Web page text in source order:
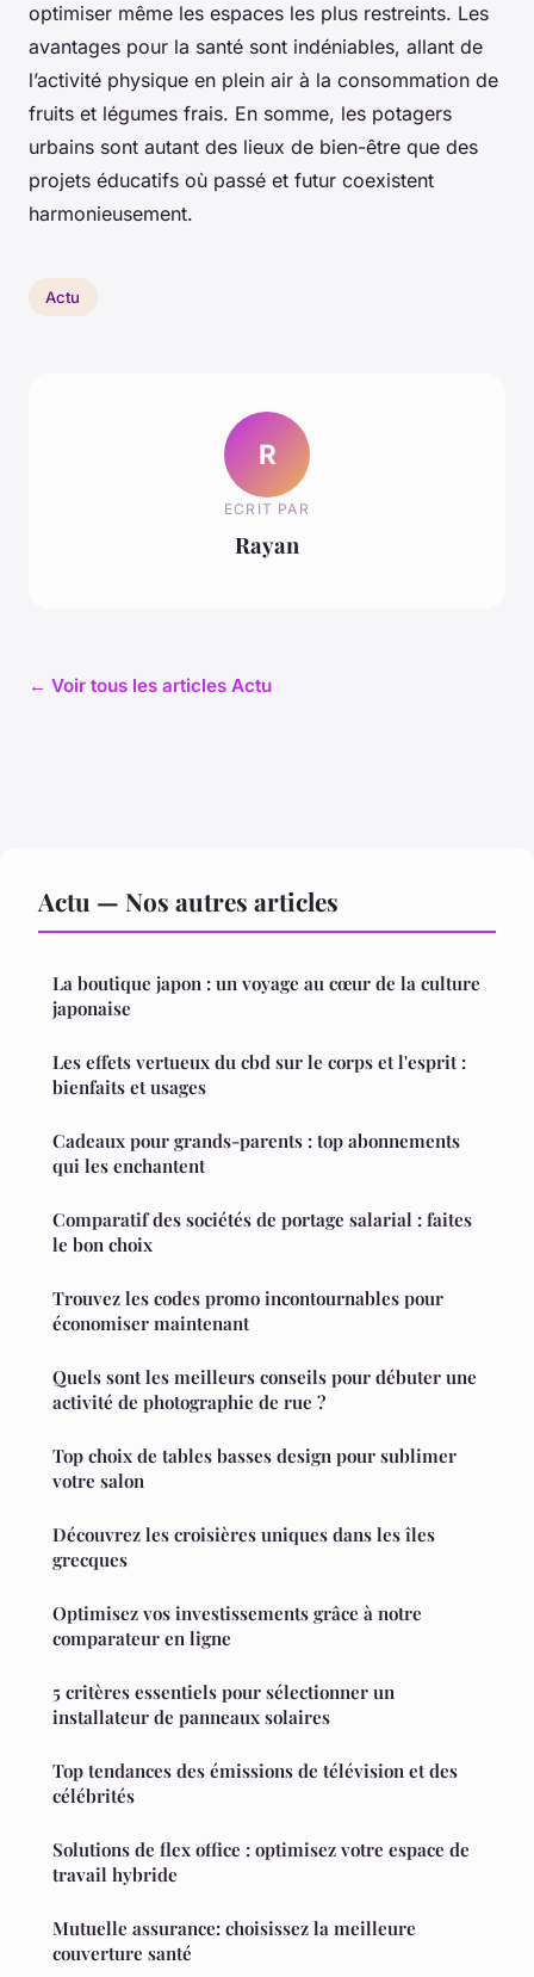
optimiser même les espaces les plus restreints. Les
avantages pour la santé sont indéniables, allant de
l’activité physique en plein air à la consommation de
fruits et légumes frais. En somme, les potagers
urbains sont autant des lieux de bien-être que des
projets éducatifs où passé et futur coexistent
harmonieusement.
Actu
R
ECRIT PAR
Rayan
← Voir tous les articles Actu
Actu — Nos autres articles
La boutique japon : un voyage au cœur de la culture
japonaise
Les effets vertueux du cbd sur le corps et l'esprit :
bienfaits et usages
Cadeaux pour grands-parents : top abonnements
qui les enchantent
Comparatif des sociétés de portage salarial : faites
le bon choix
Trouvez les codes promo incontournables pour
économiser maintenant
Quels sont les meilleurs conseils pour débuter une
activité de photographie de rue ?
Top choix de tables basses design pour sublimer
votre salon
Découvrez les croisières uniques dans les îles
grecques
Optimisez vos investissements grâce à notre
comparateur en ligne
5 critères essentiels pour sélectionner un
installateur de panneaux solaires
Top tendances des émissions de télévision et des
célébrités
Solutions de flex office : optimisez votre espace de
travail hybride
Mutuelle assurance: choisissez la meilleure
couverture santé